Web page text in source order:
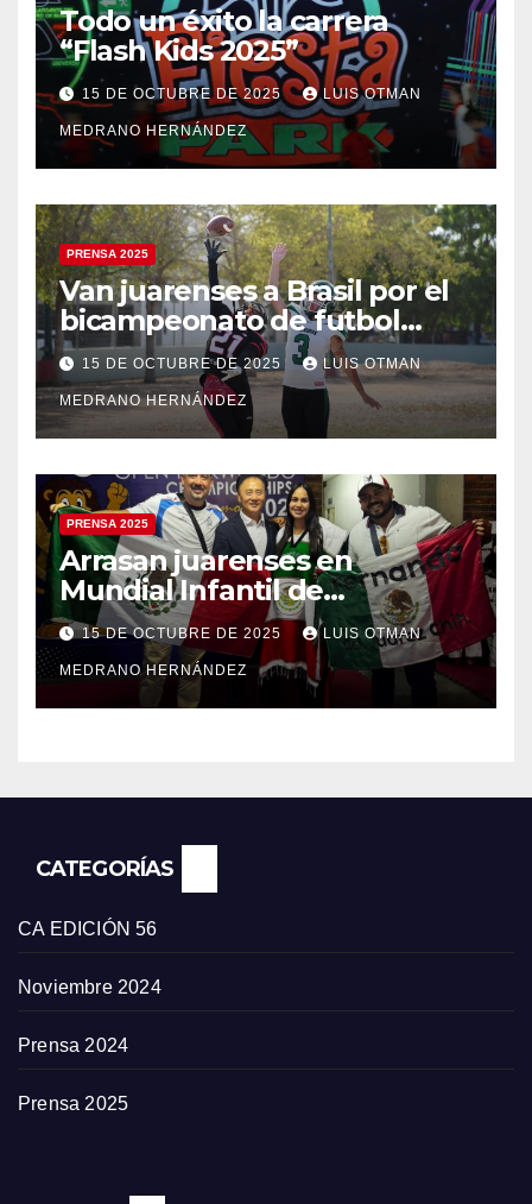
Todo un éxito la carrera
“Flash Kids 2025”
15 DE OCTUBRE DE 2025 LUIS OTMAN
MEDRANO HERNÁNDEZ
PRENSA 2025
Van juarenses a Brasil por el
bicampeonato de futbol
americano
15 DE OCTUBRE DE 2025 LUIS OTMAN
MEDRANO HERNÁNDEZ
PRENSA 2025
Arrasan juarenses en
Mundial Infantil de
Taekwondo
15 DE OCTUBRE DE 2025 LUIS OTMAN
MEDRANO HERNÁNDEZ
CATEGORÍAS
CA EDICIÓN 56
Noviembre 2024
Prensa 2024
Prensa 2025